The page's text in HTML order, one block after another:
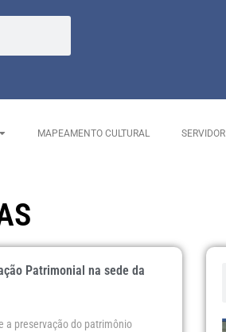
MAPEAMENTO CULTURAL SERVIDOR
Patrimonial na sede da
a preservação do patrimônio